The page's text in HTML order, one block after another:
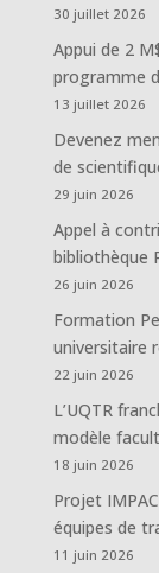
30 juillet 2026
Appui de 2
programme
13 juillet 2026
Devenez
de
29 juin 2026
Appel à
bibliothèque
26 juin 2026
Formation
universitaire
22 juin 2026
L’UQTR
modèle
18 juin 2026
Projet
équipes de
11 juin 2026